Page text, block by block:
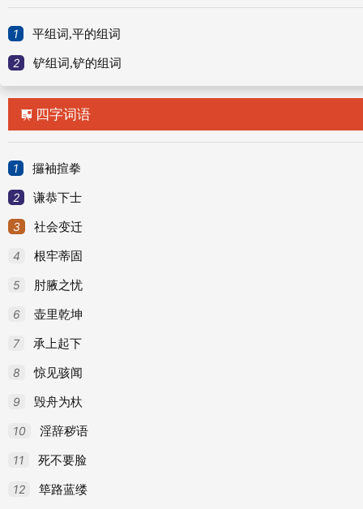
词语解释：
(1) level(raze)totheground用铲之类的工具使表面
例用铲把土铲平英level (raze) to the ground
夷平、去除。如：「前方路口被山崩土石挡住，
网络解释：
铲平
铲平的字义
铲读音：chǎn
铲chǎn(1)（名）（～子、～儿）铁制的用具；像
1 平组词,平的组词
2 铲组词,铲的组词
 四字词语
1 攞袖揎拳
2 谦恭下士
3 社会变迁
4 根牢蒂固
5 肘腋之忧
6 壶里乾坤
7 承上起下
8 惊见骇闻
9 毁舟为杕
10 淫辞秽语
11 死不要脸
12 筚路蓝缕